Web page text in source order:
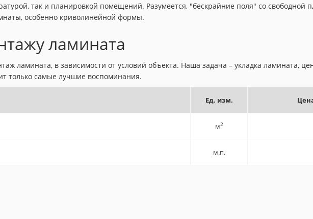
так и планировкой помещений. Разумеется, "бескрайние поля" со свободной
особенно криволинейной формы.
ламината
ламината, в зависимости от условий объекта. Наша задача – укладка ламината,
только самые лучшие воспоминания.
Ед. изм.
м2
м.п.